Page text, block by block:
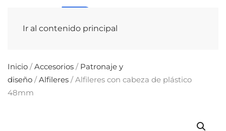
Ir al contenido principal
Inicio /Accesorios / Patronaje y
diseño /Alfileres / Alfileres con cabeza de plástico
48mm